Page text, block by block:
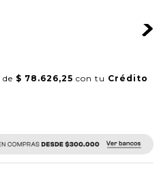
$ 78.626,25 con tu Crédito